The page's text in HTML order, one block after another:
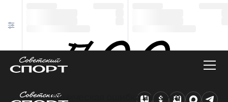
Техническая ошибка на сайте